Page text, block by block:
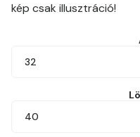
kép csak illusztráció!
32
40